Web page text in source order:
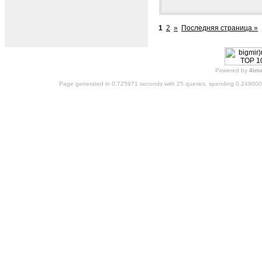
1 2 » Последняя страница »
Powered by
Page generated in 0.725971 seconds with 25 queries, spending